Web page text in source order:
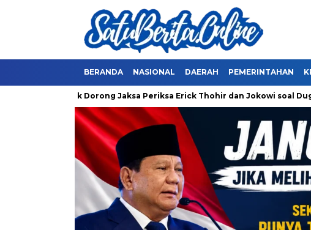
BERANDA NASIONAL DAERAH PEMERINTAHAN
Ahok Dorong Jaksa Periksa Erick Thohir dan Jokowi soal Dugaan